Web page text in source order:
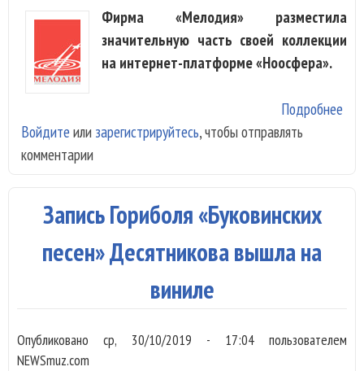
Фирма «Мелодия» разместила
значительную часть своей коллекции
на интернет-платформе «Ноосфера».
Подробнее
Войдите или зарегистрируйтесь, чтобы отправлять
комментарии
Запись Гориболя «Буковинских
песен» Десятникова вышла на
виниле
Опубликованоср, 30/10/2019 - 17:04пользователем
NEWSmuz.com